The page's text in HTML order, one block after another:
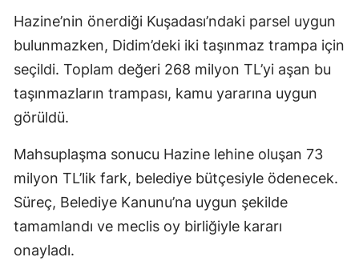
Hazine’nin önerdiği Kuşadası’ndaki parsel uygun
bulunmazken, Didim’deki iki taşınmaz trampa için
seçildi. Toplam değeri 268 milyon TL’yi aşan bu
taşınmazların trampası, kamu yararına uygun
görüldü.
Mahsuplaşma sonucu Hazine lehine oluşan 73
milyon TL’lik fark, belediye bütçesiyle ödenecek.
Süreç, Belediye Kanunu’na uygun şekilde
tamamlandı ve meclis oy birliğiyle kararı
onayladı.